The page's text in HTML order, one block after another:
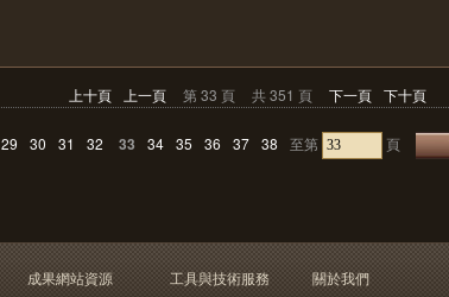
上十頁 上一頁 第 33 頁 共 351 頁 下一頁 下十頁
29 30 31 32 33 34 35 36 37 38 至第 頁
成果網站資源 工具與技術服務 關於我們